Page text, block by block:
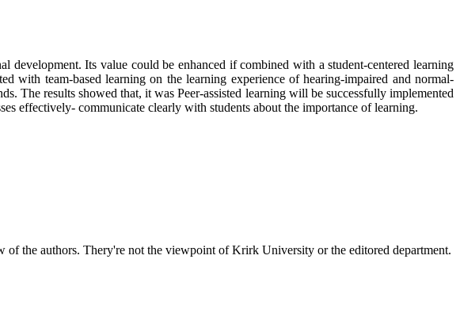
development. Its value could be enhanced if combined with a student-centered learning
with team-based learning on the learning experience of hearing-impaired and normal-
The results showed that, it was Peer-assisted learning will be successfully implemented
effectively- communicate clearly with students about the importance of learning.
the authors. Thery're not the viewpoint of Krirk University or the editored department.